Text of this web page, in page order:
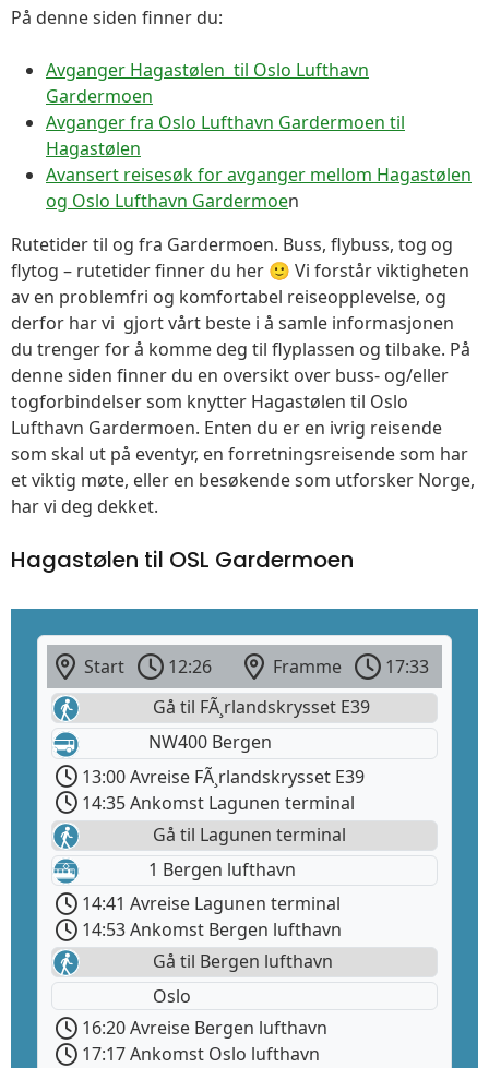
På denne siden finner du:
Avganger Hagastølen til Oslo Lufthavn
Gardermoen
Avganger fra Oslo Lufthavn Gardermoen til
Hagastølen
Avansert reisesøk for avganger mellom Hagastølen
og Oslo Lufthavn Gardermoen
Rutetider til og fra Gardermoen. Buss, flybuss, tog og
flytog – rutetider finner du her 🙂 Vi forstår viktigheten
av en problemfri og komfortabel reiseopplevelse, og
derfor har vi gjort vårt beste i å samle informasjonen
du trenger for å komme deg til flyplassen og tilbake. På
denne siden finner du en oversikt over buss- og/eller
togforbindelser som knytter Hagastølen til Oslo
Lufthavn Gardermoen. Enten du er en ivrig reisende
som skal ut på eventyr, en forretningsreisende som har
et viktig møte, eller en besøkende som utforsker Norge,
har vi deg dekket.
Hagastølen til OSL Gardermoen
Start 12:26 Framme
17:33
Gå til FÃ¸rlandskrysset E39
NW400 Bergen
13:00 Avreise FÃ¸rlandskrysset E39
14:35 Ankomst Lagunen terminal
Gå til Lagunen terminal
1 Bergen lufthavn
14:41 Avreise Lagunen terminal
14:53 Ankomst Bergen lufthavn
Gå til Bergen lufthavn
Oslo
16:20 Avreise Bergen lufthavn
17:17 Ankomst Oslo lufthavn